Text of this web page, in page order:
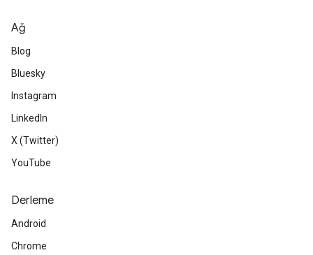
Ağ
Blog
Bluesky
Instagram
LinkedIn
X (Twitter)
YouTube
Derleme
Android
Chrome